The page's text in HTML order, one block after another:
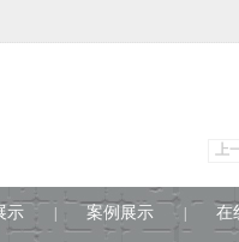
上
示 案例展示 在